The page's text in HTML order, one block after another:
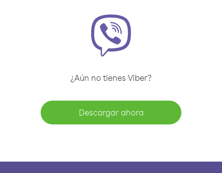
¿Aún no tienes Viber?
Descargar ahora